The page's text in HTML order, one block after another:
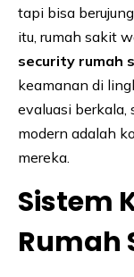
tapi bisa
itu, rumah sakit
security rumah
keamanan di
evaluasi berkala,
modern adalah
mereka.
Sistem
Rumah